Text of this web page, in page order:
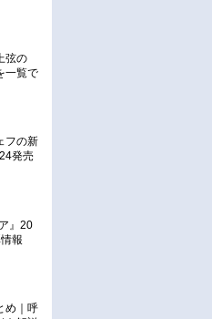
弦の
一覧で
と
フの新
発売
』20
報
め｜呼